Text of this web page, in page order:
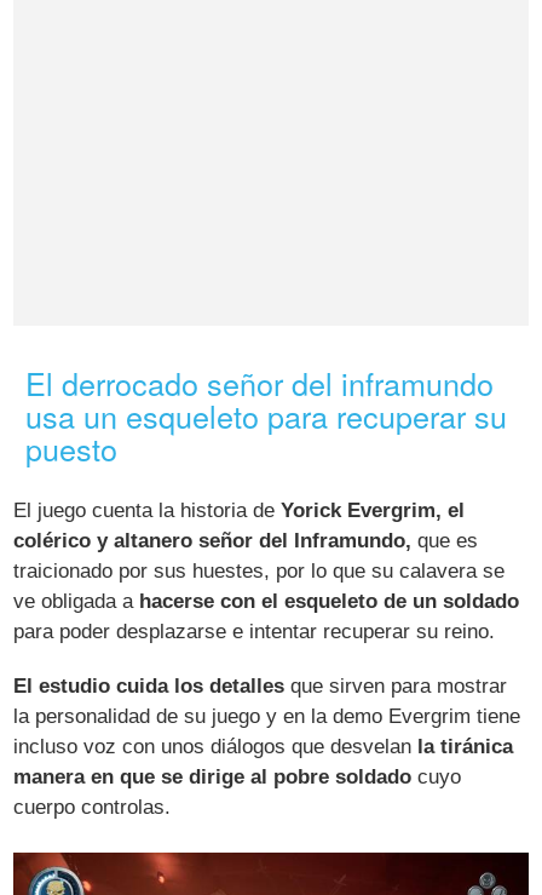
El derrocado señor del inframundo
usa un esqueleto para recuperar su
puesto
El juego cuenta la historia deYorick Evergrim, el
colérico y altanero señor del Inframundo, que es
traicionado por sus huestes, por lo que su calavera se
ve obligada a hacerse con el esqueleto de un soldado
para poder desplazarse e intentar recuperar su reino.
El estudio cuida los detalles que sirven para mostrar
la personalidad de su juego y en la demo Evergrim tiene
incluso voz con unos diálogos que desvelan la tiránica
manera en que se dirige al pobre soldado cuyo
cuerpo controlas.